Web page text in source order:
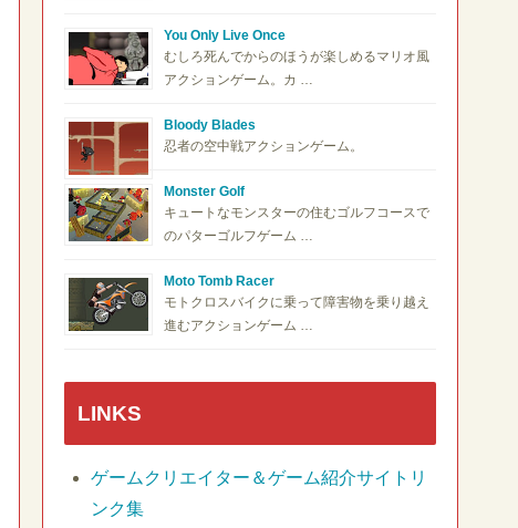
You Only Live Once
むしろ死んでからのほうが楽しめるマリオ風
アクションゲーム。カ …
Bloody Blades
忍者の空中戦アクションゲーム。
Monster Golf
キュートなモンスターの住むゴルフコースで
のパターゴルフゲーム …
Moto Tomb Racer
モトクロスバイクに乗って障害物を乗り越え
進むアクションゲーム …
LINKS
ゲームクリエイター＆ゲーム紹介サイトリ
ンク集